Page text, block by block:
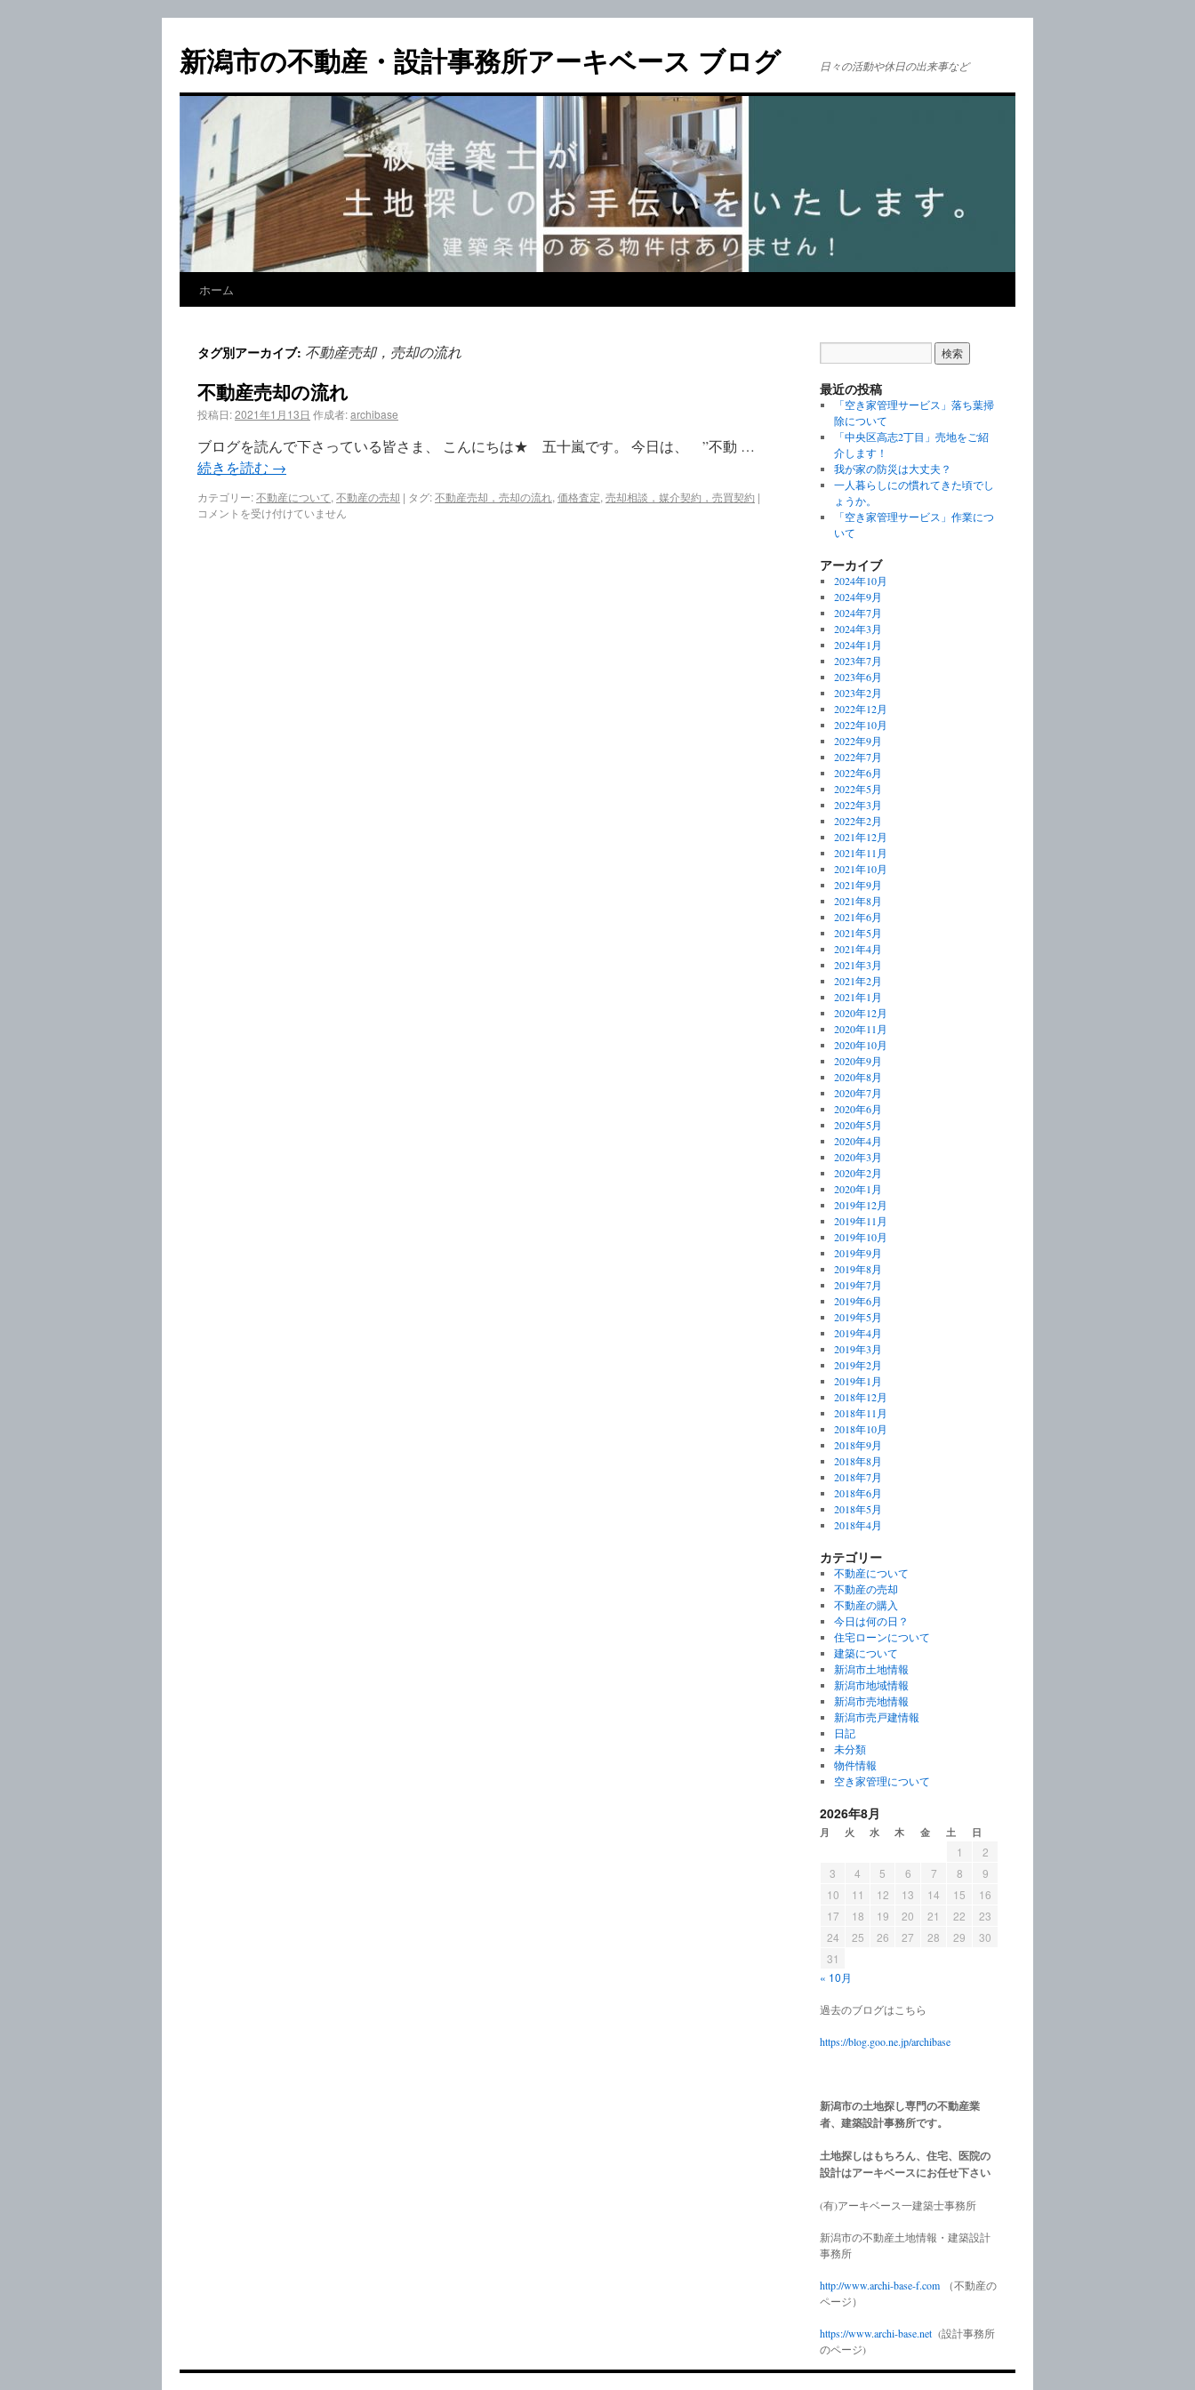
新潟市の不動産・設計事務所アーキベース ブログ 日々の活動や休日の出来事など
ホーム
タグ別アーカイブ: 不動産売却，売却の流れ
不動産売却の流れ
投稿日:2021年1月13日 作成者:archibase
ブログを読んで下さっている皆さま、 こんにちは★ 五十嵐です。 今日は、 ”不動 …
続きを読む →
カテゴリー:不動産について, 不動産の売却 | タグ:不動産売却，売却の流れ, 価格査定, 売却相談，媒介契約，売買契約 |
コメントを受け付けていません
最近の投稿
「空き家管理サービス」落ち葉掃
除について
「中央区高志2丁目」売地をご紹
介します！
我が家の防災は大丈夫？
一人暮らしにの慣れてきた頃でし
ょうか。
「空き家管理サービス」作業につ
いて
アーカイブ
2024年10月
2024年9月
2024年7月
2024年3月
2024年1月
2023年7月
2023年6月
2023年2月
2022年12月
2022年10月
2022年9月
2022年7月
2022年6月
2022年5月
2022年3月
2022年2月
2021年12月
2021年11月
2021年10月
2021年9月
2021年8月
2021年6月
2021年5月
2021年4月
2021年3月
2021年2月
2021年1月
2020年12月
2020年11月
2020年10月
2020年9月
2020年8月
2020年7月
2020年6月
2020年5月
2020年4月
2020年3月
2020年2月
2020年1月
2019年12月
2019年11月
2019年10月
2019年9月
2019年8月
2019年7月
2019年6月
2019年5月
2019年4月
2019年3月
2019年2月
2019年1月
2018年12月
2018年11月
2018年10月
2018年9月
2018年8月
2018年7月
2018年6月
2018年5月
2018年4月
カテゴリー
不動産について
不動産の売却
不動産の購入
今日は何の日？
住宅ローンについて
建築について
新潟市土地情報
新潟市地域情報
新潟市売地情報
新潟市売戸建情報
日記
未分類
物件情報
空き家管理について
2026年8月
月 火 水 木 金 土 日
« 10月
1
2
3
4 5 6 7 8
9
10
11 12 13 14 15
16
17
18 19 20 21 22
23
24
25 26 27 28 29
30
31
過去のブログはこちら
https://blog.goo.ne.jp/archibase
新潟市の土地探し専門の不動産業
者、建築設計事務所です。
土地探しはもちろん、住宅、医院の
設計はアーキベースにお任せ下さい
(有)アーキベース一建築士事務所
新潟市の不動産土地情報・建築設計
事務所
http://www.archi-base-f.com
（不動産の
ページ）
https://www.archi-base.net (設計事務所
のページ)